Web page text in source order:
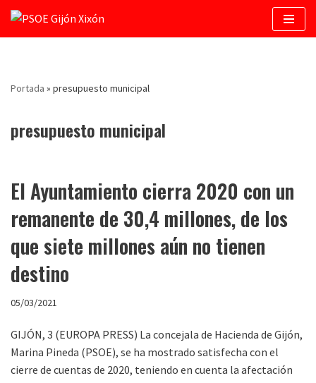
Saltar
Portada » presupuesto municipal
presupuesto municipal
El Ayuntamiento cierra 2020 con un
remanente de 30,4 millones, de los
que siete millones aún no tienen
destino
05/03/2021
GIJÓN, 3 (EUROPA PRESS) La concejala de Hacienda de Gijón,
Marina Pineda (PSOE), se ha mostrado satisfecha con el
cierre de cuentas de 2020, teniendo en cuenta la afectación